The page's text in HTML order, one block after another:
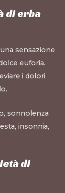
di erba
sensazione
euforia.
i dolori
sonnolenza
insonnia,
di